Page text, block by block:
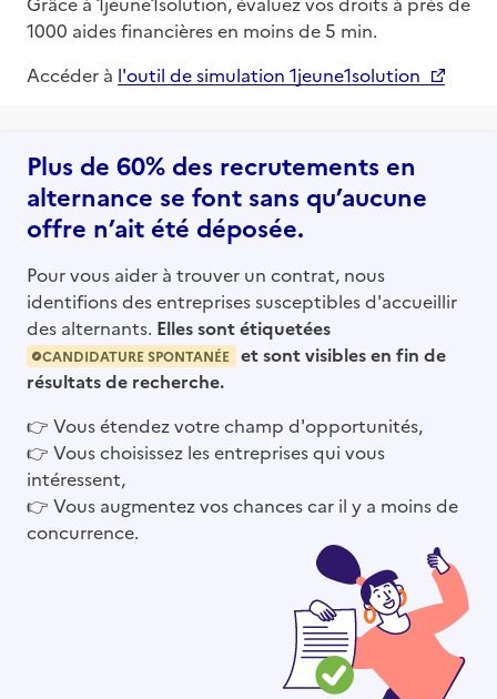
1000 aides financières en moins de 5 min.
Accéder à l'outil de simulation 1jeune1solution
Plus de 60% des recrutements en
alternance se font sans qu’aucune
offre n’ait été déposée.
Pour vous aider à trouver un contrat, nous
identifions des entreprises susceptibles d'accueillir
des alternants. Elles sont étiquetées
CANDIDATURE SPONTANÉE
et sont visibles en fin de
résultats de recherche.
👉 Vous étendez votre champ d'opportunités,
👉 Vous choisissez les entreprises qui vous
intéressent,
👉 Vous augmentez vos chances car il y a moins de
concurrence.